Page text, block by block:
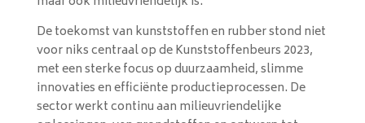
De toekomst van kunststoffen en rubber stond niet
voor niks centraal op de Kunststoffenbeurs 2023,
met een sterke focus op duurzaamheid, slimme
innovaties en efficiënte productieprocessen. De
sector werkt continu aan milieuvriendelijke